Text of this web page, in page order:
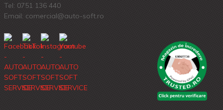
Tel: 0751 136 440
Email: comercial@auto-soft.ro